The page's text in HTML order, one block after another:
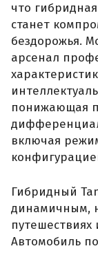
что
станет
бездорожья.
арсенал
понижающая
включая
Гибридный
динамичным,
путешествиях
Автомобиль